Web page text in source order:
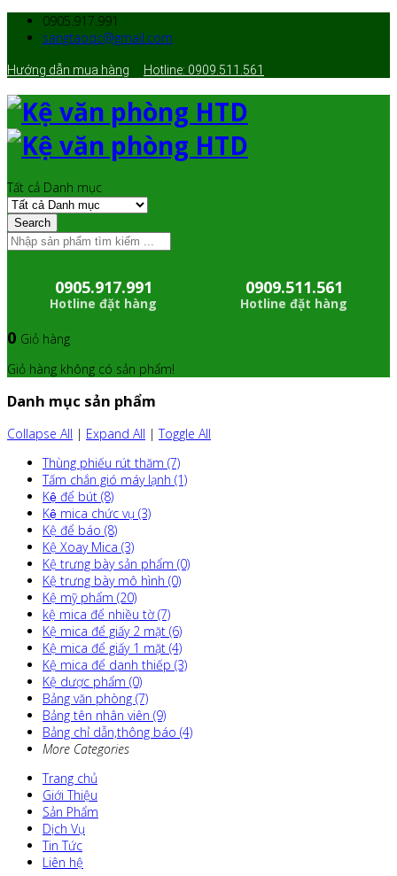
0905.917.991
sangtaoqc@gmail.com
Hướng dẫn mua hàng Hotline: 0909.511.561
Tất cả Danh mục
Search
0905.917.991
Hotline đặt hàng
0909.511.561
Hotline đặt hàng
0 Giỏ hàng
Giỏ hàng không có sản phẩm!
Danh mục sản phẩm
Collapse All | Expand All |Toggle All
Thùng phiếu rút thăm (7)
Tấm chắn gió máy lạnh (1)
Kệ để bút (8)
Kệ mica chức vụ (3)
Kệ để báo (8)
Kệ Xoay Mica (3)
Kệ trưng bày sản phẩm (0)
Kệ trưng bày mô hình (0)
Kệ mỹ phẩm (20)
kệ mica để nhiều tờ (7)
Kệ mica để giấy 2 mặt (6)
Kệ mica để giấy 1 mặt (4)
Kệ mica để danh thiếp (3)
Kệ dược phẩm (0)
Bảng văn phòng (7)
Bảng tên nhân viên (9)
Bảng chỉ dẫn,thông báo (4)
More Categories
Trang chủ
Giới Thiệu
Sản Phẩm
Dịch Vụ
Tin Tức
Liên hệ